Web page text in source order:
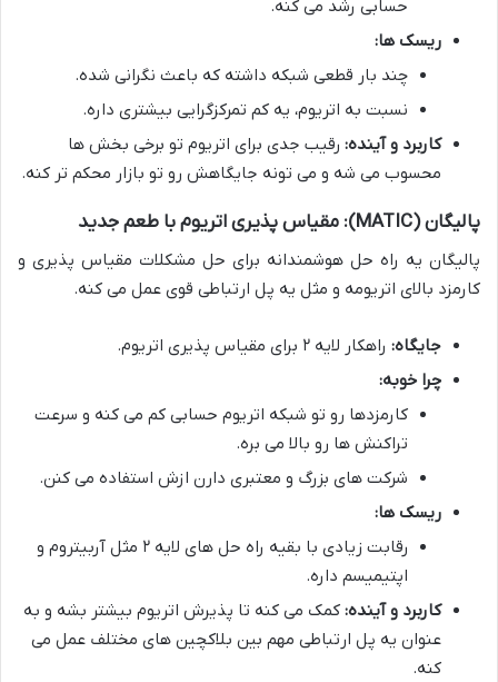
حسابی رشد می کنه.
ریسک ها:
چند بار قطعی شبکه داشته که باعث نگرانی شده.
نسبت به اتریوم، یه کم تمرکزگرایی بیشتری داره.
کاربرد و آینده: رقیب جدی برای اتریوم تو برخی بخش ها
محسوب می شه و می تونه جایگاهش رو تو بازار محکم تر کنه.
پالیگان (MATIC): مقیاس پذیری اتریوم با طعم جدید
پالیگان یه راه حل هوشمندانه برای حل مشکلات مقیاس پذیری و
کارمزد بالای اتریومه و مثل یه پل ارتباطی قوی عمل می کنه.
جایگاه: راهکار لایه ۲ برای مقیاس پذیری اتریوم.
چرا خوبه:
کارمزدها رو تو شبکه اتریوم حسابی کم می کنه و سرعت
تراکنش ها رو بالا می بره.
شرکت های بزرگ و معتبری دارن ازش استفاده می کنن.
ریسک ها:
رقابت زیادی با بقیه راه حل های لایه ۲ مثل آربیتروم و
اپتیمیسم داره.
کاربرد و آینده: کمک می کنه تا پذیرش اتریوم بیشتر بشه و به
عنوان یه پل ارتباطی مهم بین بلاکچین های مختلف عمل می
کنه.